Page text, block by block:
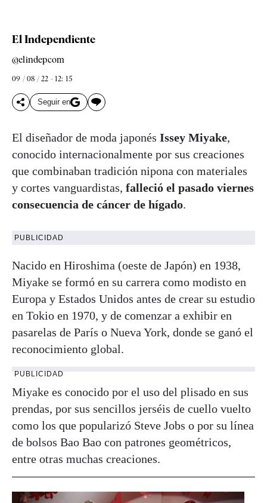
El Independiente
@elindepcom
09 / 08 / 22 - 12: 15
Seguir en
El diseñador de moda japonés Issey Miyake,
conocido internacionalmente por sus creaciones
que combinaban tradición nipona con materiales
y cortes vanguardistas, falleció el pasado viernes
consecuencia de cáncer de hígado.
PUBLICIDAD
Nacido en Hiroshima (oeste de Japón) en 1938,
Miyake se formó en su carrera como modisto en
Europa y Estados Unidos antes de crear su estudio
en Tokio en 1970, y de comenzar a exhibir en
pasarelas de París o Nueva York, donde se ganó el
reconocimiento global.
PUBLICIDAD
Miyake es conocido por el uso del plisado en sus
prendas, por sus sencillos jerséis de cuello vuelto
como los que popularizó Steve Jobs o por su línea
de bolsos Bao Bao con patrones geométricos,
entre otras muchas creaciones.